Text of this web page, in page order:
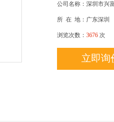
公司名称：深圳市兴
所 在 地：广东深圳
浏览次数： 3676 次
立即询